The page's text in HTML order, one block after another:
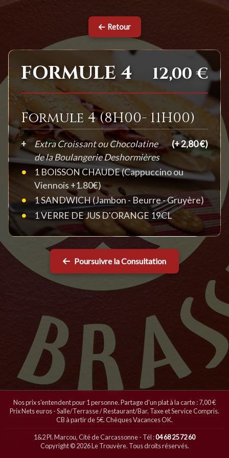
Retour
FORMULE 4 12,00 €
Formule 4 (8H00- 11H00)
Extra Croissant ou Chocolatine
de la Boulangerie Deshormières
(+ 2,80 €)
1 BOISSON CHAUDE (Cappuccino ou
Viennois +1.80€)
1 SANDWICH (Jambon - Beurre - Gruyère)
1 VERRE DE JUS D'ORANGE 19CL
Poursuivre la Consultation
Nos prix s'entendent pour 1 personne. Partage d'un plat à la carte : 7,00 €
Prix Nets euros - Salle/Terrasse / Restaurant/Bar. Taxe et Service Compris.
CB à partir de 5€. Chèques Vacances OK.
1&2 Pl. Marcou, Cité de Carcassonne - Tél :04 68 25 72 60
Copyright © 2026 Le Trouvère. Tous droits réservés.